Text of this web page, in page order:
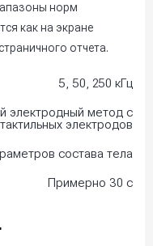
норм
как на экране
отчета.
5, 50, 250 кГц
электродный метод с
электродов
состава тела
Примерно 30 с